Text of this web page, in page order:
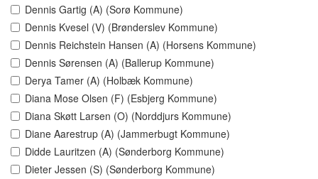
Dennis Gartig (A) (Sorø Kommune)
Dennis Kvesel (V) (Brønderslev Kommune)
Dennis Reichstein Hansen (A) (Horsens Kommune)
Dennis Sørensen (A) (Ballerup Kommune)
Derya Tamer (A) (Holbæk Kommune)
Diana Mose Olsen (F) (Esbjerg Kommune)
Diana Skøtt Larsen (O) (Norddjurs Kommune)
Diane Aarestrup (A) (Jammerbugt Kommune)
Didde Lauritzen (A) (Sønderborg Kommune)
Dieter Jessen (S) (Sønderborg Kommune)